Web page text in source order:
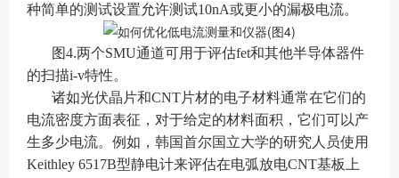
种简单的测试设置允许测试10nA或更小的漏极电流。
图4.两个SMU通道可用于评估fet和其他半导体器件
的扫描i-v特性。
诸如光伏晶片和CNT片材的电子材料通常在它们的
电流密度方面表征，对于给定的材料面积，它们可以产
生多少电流。例如，韩国首尔国立大学的研究人员使用
Keithley 6517B型静电计来评估在电弧放电CNT基板上